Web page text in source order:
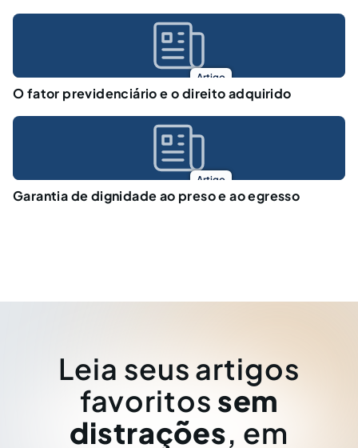
Artigo
O fator previdenciário e o direito adquirido
Artigo
Garantia de dignidade ao preso e ao egresso
Leia seus artigos
favoritos sem
distrações, em